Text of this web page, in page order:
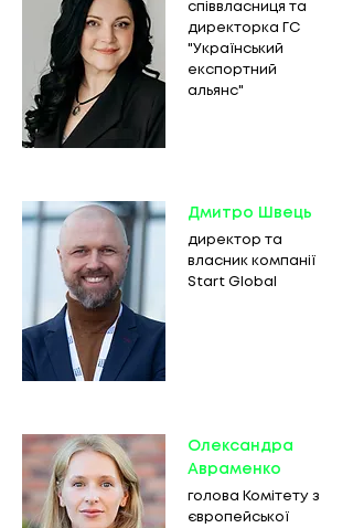
співвласниця та
директорка ГС
"Український
експортний
альянс"
Дмитро Швець
директор та
власник компанії
Start Global
Олександра
Авраменко
голова Комітету з
європейської